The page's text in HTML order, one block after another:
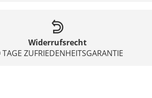
Widerrufsrecht
ZUFRIEDENHEITSGARANTIE